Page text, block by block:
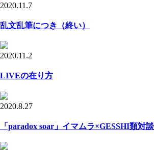
2020.11.7
乱文乱筆につき（終い）
2020.11.2
LIVEの在り方
2020.8.27
「paradox soar」イマムラ×GESSHI類対談